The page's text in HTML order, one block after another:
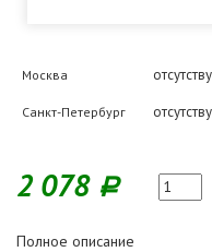
Москва
Санкт-Петербург
2 078 Р
Полное описание